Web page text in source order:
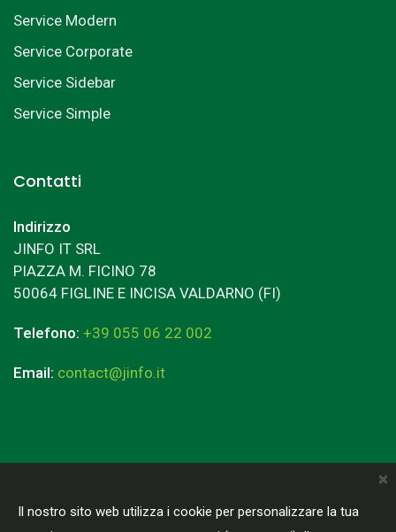
×
Il nostro sito web utilizza i cookie per personalizzare la tua
Service Modern
Service Corporate
Service Sidebar
Service Simple
Contatti
Indirizzo
JINFO IT SRL
PIAZZA M. FICINO 78
50064 FIGLINE E INCISA VALDARNO (FI)
Telefono: +39 055 06 22 002
Email: contact@jinfo.it